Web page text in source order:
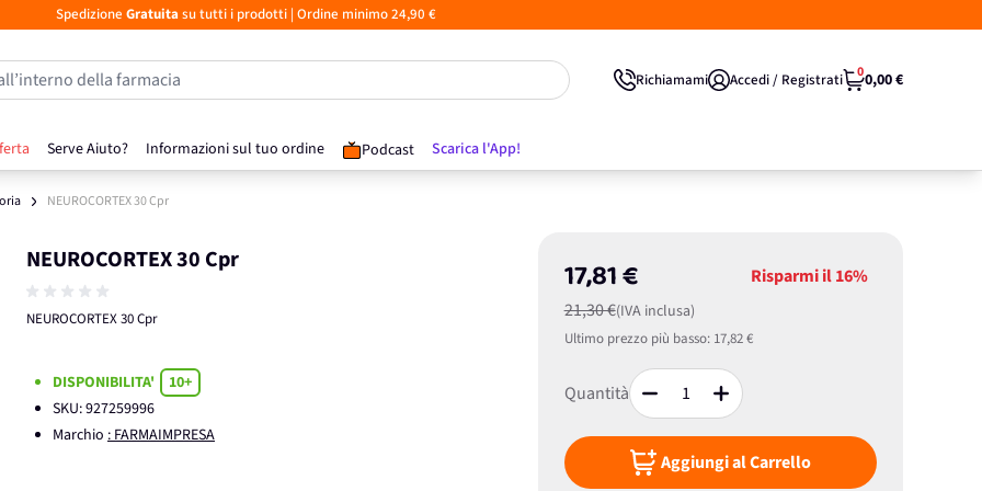
Spedizione Gratuita su tutti i prodotti| Ordine minimo 24,90 €
Serve Aiuto? Informazioni sul tuo ordine Podcast Scarica l'App!
della farmacia Richiamami Accedi / Registrati 00,00 €
NEUROCORTEX 30 Cpr
NEUROCORTEX 30 Cpr
NEUROCORTEX 30 Cpr
17,81 €
21,30 €(IVA inclusa)
Risparmi il16%
Ultimo prezzo più basso: 17,82 €
Quantità
Aggiungi al Carrello
DISPONIBILITA'
10+
SKU:927259996
Marchio : FARMAIMPRESA